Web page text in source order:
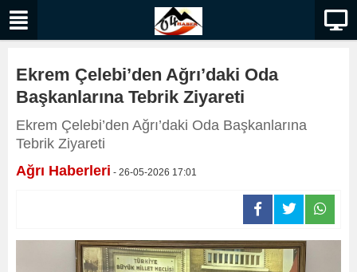
Ekrem Çelebi’den Ağrı’daki Oda
Başkanlarına Tebrik Ziyareti
Ekrem Çelebi’den Ağrı’daki Oda Başkanlarına
Tebrik Ziyareti
Ağrı Haberleri - 26-05-2026 17:01